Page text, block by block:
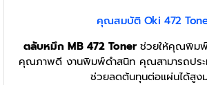
คุณสมบัติ Oki 472
ตลับหมึก MB 472 Tonerช่วยให้คุณพิมพ์
คุณภาพดี งานพิมพ์ดำสนิท คุณสามารถประห
ช่วยลดต้นทุนต่อแผ่นได้สูง